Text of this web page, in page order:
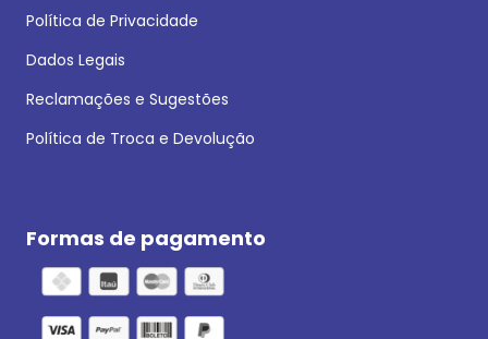
Política de Privacidade
Dados Legais
Reclamações e Sugestões
Política de Troca e Devolução
Formas de pagamento